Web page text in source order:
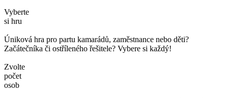
Vyberte
si hru
Úniková hra pro partu kamarádů, zaměstnance nebo děti?
Začátečníka či ostříleného řešitele? Vybere si každý!
Zvolte
počet
osob